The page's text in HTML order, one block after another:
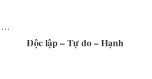
lập – Tự do – Hạnh